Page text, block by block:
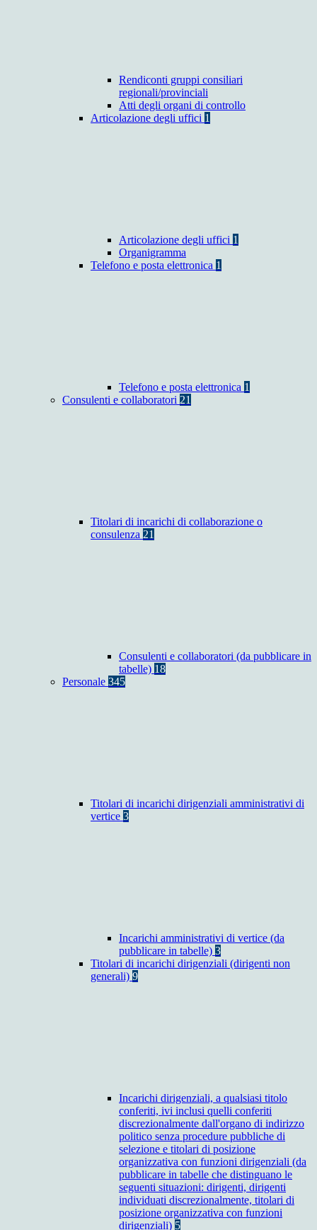
Rendiconti gruppi consiliari
regionali/provinciali
Atti degli organi di controllo
Articolazione degli uffici 1
Articolazione degli uffici 1
Organigramma
Telefono e posta elettronica 1
Telefono e posta elettronica 1
Consulenti e collaboratori 21
Titolari di incarichi di collaborazione o
consulenza 21
Consulenti e collaboratori (da pubblicare in
tabelle) 18
Personale 345
Titolari di incarichi dirigenziali amministrativi di
vertice 3
Incarichi amministrativi di vertice (da
pubblicare in tabelle) 3
Titolari di incarichi dirigenziali (dirigenti non
generali) 9
Incarichi dirigenziali, a qualsiasi titolo
conferiti, ivi inclusi quelli conferiti
discrezionalmente dall'organo di indirizzo
politico senza procedure pubbliche di
selezione e titolari di posizione
organizzativa con funzioni dirigenziali (da
pubblicare in tabelle che distinguano le
seguenti situazioni: dirigenti, dirigenti
individuati discrezionalmente, titolari di
posizione organizzativa con funzioni
dirigenziali) 5